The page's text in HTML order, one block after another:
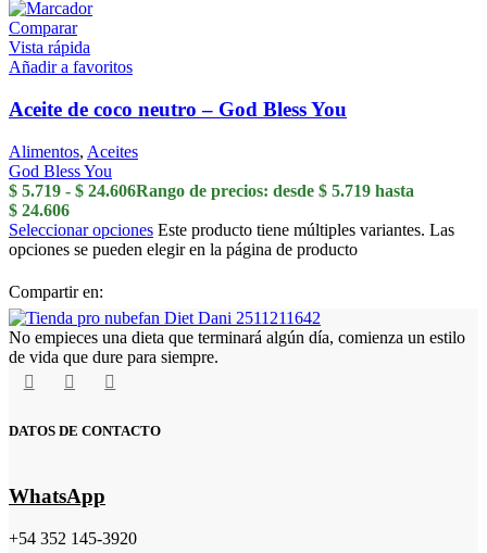
Comparar
Vista rápida
Añadir a favoritos
Aceite de coco neutro – God Bless You
Alimentos, Aceites
God Bless You
$ 5.719 - $ 24.606Rango de precios: desde $ 5.719 hasta
$ 24.606
Seleccionar opciones Este producto tiene múltiples variantes. Las
opciones se pueden elegir en la página de producto
Compartir en:
No empieces una dieta que terminará algún día, comienza un estilo
de vida que dure para siempre.
DATOS DE CONTACTO
WhatsApp
+54 352 145-3920